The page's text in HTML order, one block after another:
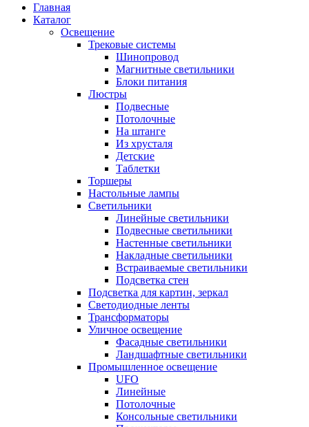
Главная
Каталог
Освещение
Трековые системы
Шинопровод
Магнитные светильники
Блоки питания
Люстры
Подвесные
Потолочные
На штанге
Из хрусталя
Детские
Таблетки
Торшеры
Настольные лампы
Светильники
Линейные светильники
Подвесные светильники
Настенные светильники
Накладные светильники
Встраиваемые светильники
Подсветка стен
Подсветка для картин, зеркал
Светодиодные ленты
Трансформаторы
Уличное освещение
Фасадные светильники
Ландшафтные светильники
Промышленное освещение
UFO
Линейные
Потолочные
Консольные светильники